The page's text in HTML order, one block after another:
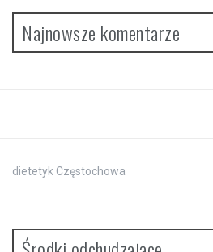
Najnowsze komentarze
dietetyk Częstochowa